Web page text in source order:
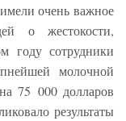
очень важное
о жестокости,
году сотрудники
молочной
75 000 долларов
результаты